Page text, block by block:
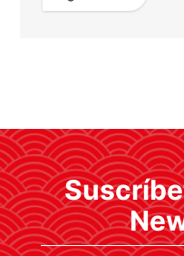
empresas de
El alcalde de
Almeida, asistió a
favorecer el clima
española